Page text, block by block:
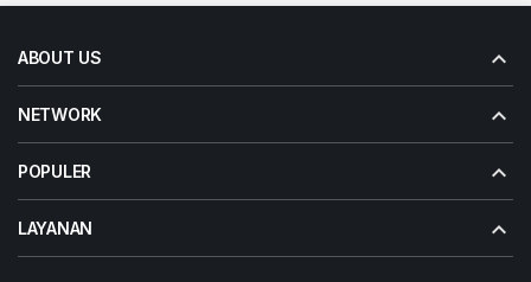
ABOUT US
NETWORK
POPULER
LAYANAN